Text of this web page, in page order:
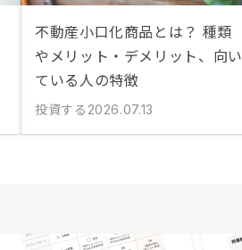
不動産小口化商品とは？ 種類
やメリット・デメリット、向い
ている人の特徴
投資する 2026.07.13